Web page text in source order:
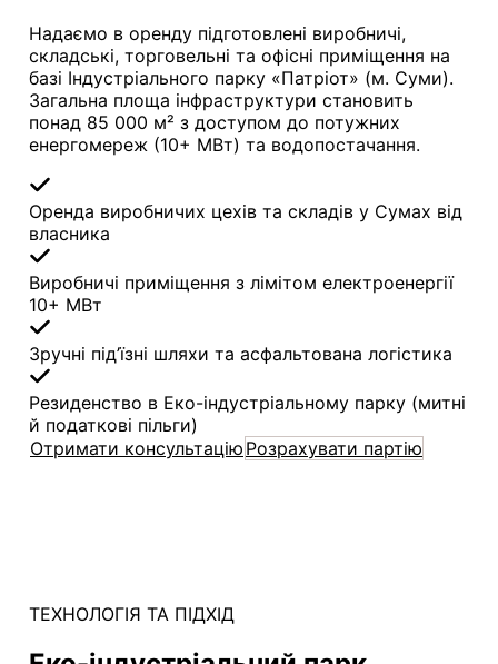
Надаємо в оренду підготовлені виробничі,
складські, торговельні та офісні приміщення на
базі Індустріального парку «Патріот» (м. Суми).
Загальна площа інфраструктури становить
понад 85 000 м² з доступом до потужних
енергомереж (10+ МВт) та водопостачання.
Оренда виробничих цехів та складів у Сумах від
власника
Виробничі приміщення з лімітом електроенергії
10+ МВт
Зручні під’їзні шляхи та асфальтована логістика
Резиденство в Еко-індустріальному парку (митні
й податкові пільги)
Отримати консультацію Розрахувати партію
ТЕХНОЛОГІЯ ТА ПІДХІД